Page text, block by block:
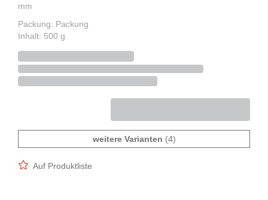
mm
Packung: Packung
Inhalt: 500 g
weitere Varianten (4)
Auf Produktliste